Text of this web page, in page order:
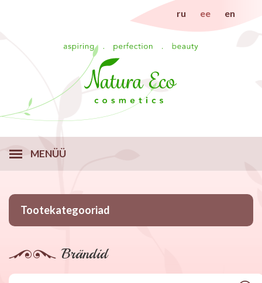
ru ee en
MENÜÜ
Tootekategooriad
Brändid